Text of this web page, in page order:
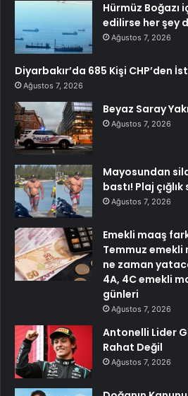
Hürmüz Boğazı
edilirse her şey
Ağustos 7, 2026
Diyarbakır’da 685 Kişi CHP’den
Ağustos 7, 2026
Beyaz Saray
Ağustos 7, 2026
Mayosundan
bastı! Plaj
Ağustos 7, 2026
Emekli maaş
Temmuz emekli
ne zaman
4A, 4C emekli
günleri
Ağustos 7, 2026
Antonelli Lider
Rahat Değil
Ağustos 7, 2026